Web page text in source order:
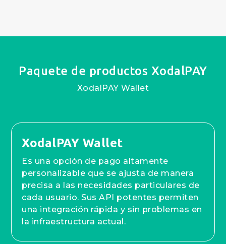
Paquete de productos XodalPAY
XodalPAY Wallet
XodalPAY Wallet
Es una opción de pago altamente
personalizable que se ajusta de manera
precisa a las necesidades particulares de
cada usuario. Sus API potentes permiten
una integración rápida y sin problemas en
la infraestructura actual.